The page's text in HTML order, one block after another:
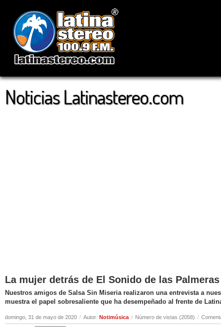
Noticias Latinastereo.com
La mujer detrás de El Sonido de las Palmeras
Nuestros amigos de Salsa Sin Miseria realizaron una entrevista a
muestra el papel sobresaliente que ha desempeñado al frente de
domingo, 31 de mayo de 2020 / Autor: Notimúsica / Número de vistas (2058) /